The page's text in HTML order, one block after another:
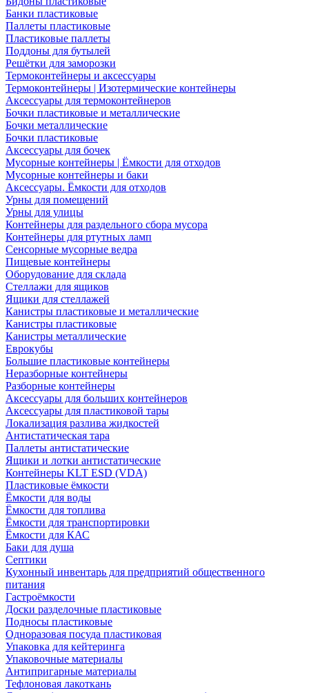
Банки пластиковые
Паллеты пластиковые
Пластиковые паллеты
Поддоны для бутылей
Решётки для заморозки
Термоконтейнеры и аксессуары
Термоконтейнеры | Изотермические контейнеры
Аксессуары для термоконтейнеров
Бочки пластиковые и металлические
Бочки металлические
Бочки пластиковые
Аксессуары для бочек
Мусорные контейнеры | Ёмкости для отходов
Мусорные контейнеры и баки
Аксессуары. Ёмкости для отходов
Урны для помещений
Урны для улицы
Контейнеры для раздельного сбора мусора
Контейнеры для ртутных ламп
Сенсорные мусорные ведра
Пищевые контейнеры
Оборудование для склада
Стеллажи для ящиков
Ящики для стеллажей
Канистры пластиковые и металлические
Канистры пластиковые
Канистры металлические
Еврокубы
Большие пластиковые контейнеры
Неразборные контейнеры
Разборные контейнеры
Аксессуары для больших контейнеров
Аксессуары для пластиковой тары
Локализация разлива жидкостей
Антистатическая тара
Паллеты антистатические
Ящики и лотки антистатические
Контейнеры KLT ESD (VDA)
Пластиковые ёмкости
Ёмкости для воды
Ёмкости для топлива
Ёмкости для транспортировки
Ёмкости для КАС
Баки для душа
Септики
Кухонный инвентарь для предприятий общественного
питания
Гастроёмкости
Доски разделочные пластиковые
Подносы пластиковые
Одноразовая посуда пластиковая
Упаковка для кейтеринга
Упаковочные материалы
Антипригарные материалы
Тефлоновая лакоткань